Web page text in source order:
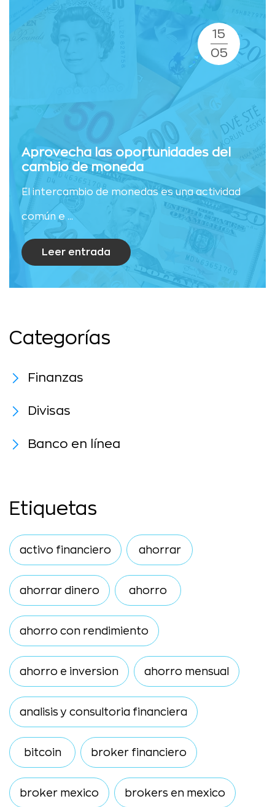
15
05
Aprovecha las oportunidades del
cambio de moneda
El intercambio de monedas es una actividad
común e ...
Leer entrada
Categorías
Finanzas
Divisas
Banco en línea
Etiquetas
activo financiero ahorrar
ahorrar dinero ahorro
ahorro con rendimiento
ahorro e inversion ahorro mensual
analisis y consultoria financiera
bitcoin broker financiero
broker mexico brokers en mexico